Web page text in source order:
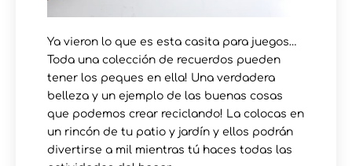
Ya vieron lo que es esta casita para juegos…
Toda una colección de recuerdos pueden
tener los peques en ella! Una verdadera
belleza y un ejemplo de las buenas cosas
que podemos crear reciclando! La colocas en
un rincón de tu patio y jardín y ellos podrán
divertirse a mil mientras tú haces todas las